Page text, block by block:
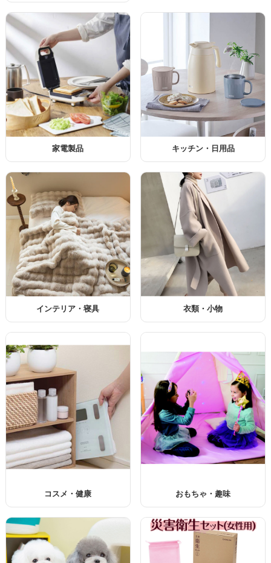
家電製品 キッチン・日用品
インテリア・寝具 衣類・小物
コスメ・健康 おもちゃ・趣味